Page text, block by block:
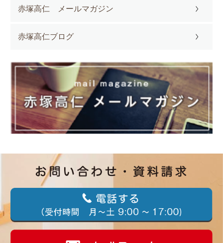
赤塚高仁 メールマガジン
赤塚高仁ブログ